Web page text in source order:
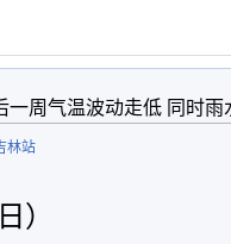
一周气温波动走低 同时雨
林站
）